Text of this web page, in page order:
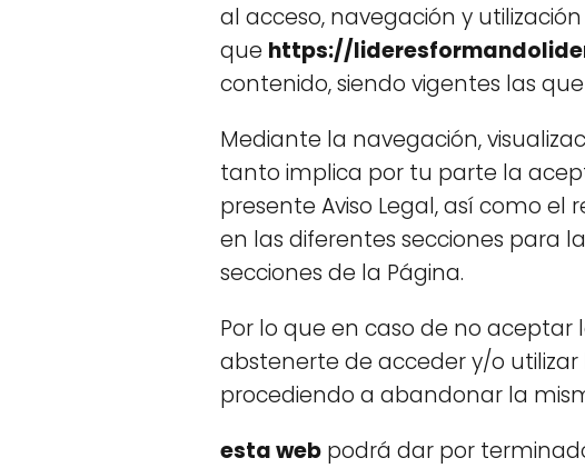
al acceso, navegación y
que https://
contenido, siendo vigentes las
Mediante la navegación,
tanto implica por tu parte la
presente Aviso Legal, así como
en las diferentes secciones para
secciones de la Página.
Por lo que en caso de no aceptar
abstenerte de acceder y/o utilizar
procediendo a abandonar la
esta web podrá dar por